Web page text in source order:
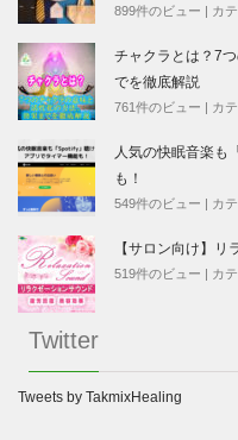
899件のビュー | カ
チャクラとは？7
でを徹底解説
761件のビュー | カ
人気の快眠音楽も
も！
549件のビュー | カ
【サロン向け】
519件のビュー | カ
Twitter
Tweets by TakmixHealing